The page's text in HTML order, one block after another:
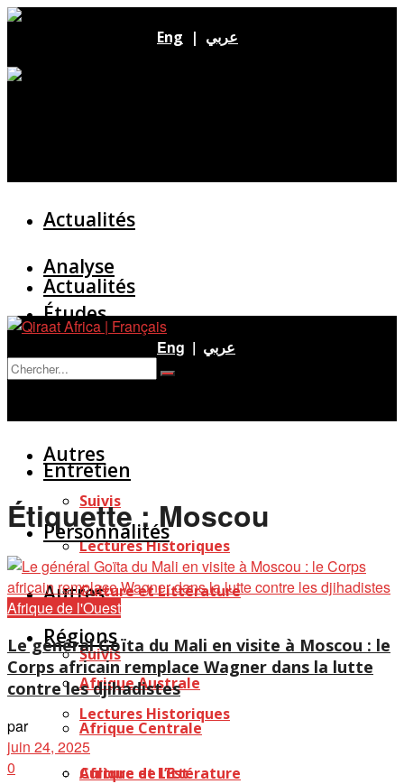
Eng | عربي
Actualités
Analyse
Études
Entretien
Autres
Suivis
Lectures Historiques
Culture et Littérature
Régions
Afrique Australe
Afrique Centrale
Afrique de l’Est
Actualités
Entretien
Personnalités
Autres
Suivis
Lectures Historiques
Culture et Littérature
Eng | عربي
Étiquette :Moscou
Afrique de l'Ouest
Le général Goïta du Mali en visite à Moscou : le
Corps africain remplace Wagner dans la lutte
contre les djihadistes
par
juin 24, 2025
0